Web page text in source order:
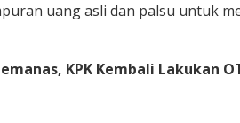
uang asli dan palsu untuk
KPK Kembali Lakukan